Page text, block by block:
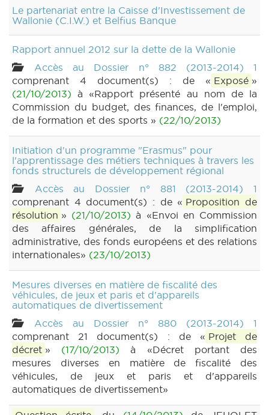
Le partenariat entre la Caisse d'Investissement de
Wallonie (C.I.W.) et Belfius Banque
Rapport annuel 2012 sur la dette de la Wallonie
Accès au Dossier n° 882 (2013-2014) 1
comprenant 4 document(s) : de « Exposé »
(21/10/2013) à «Rapport présenté au nom de la
Commission du budget, des finances, de l'emploi,
de la formation et des sports » (22/10/2013)
Initiation d'un programme "Erasmus" pour
l'apprentissage des métiers techniques à travers les
fonds structurels de développement régional
Accès au Dossier n° 881 (2013-2014) 1
comprenant 4 document(s) : de « Proposition de
résolution » (21/10/2013) à «Envoi en Commission
des affaires générales, de la simplification
administrative, des fonds européens et des relations
internationales» (23/10/2013)
Mesures diverses en matière de fiscalité des
véhicules, de jeux et paris et d'appareils
automatiques de divertissement
Accès au Dossier n° 880 (2013-2014) 1
comprenant 21 document(s) : de « Projet de
décret » (17/10/2013) à «Décret portant des
mesures diverses en matière de fiscalité des
véhicules, de jeux et paris et d'appareils
automatiques de divertissement»